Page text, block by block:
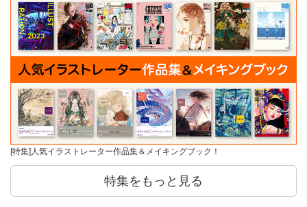
[特集]人気イラストレーター作品集＆メイキングブック！
特集をもっと見る